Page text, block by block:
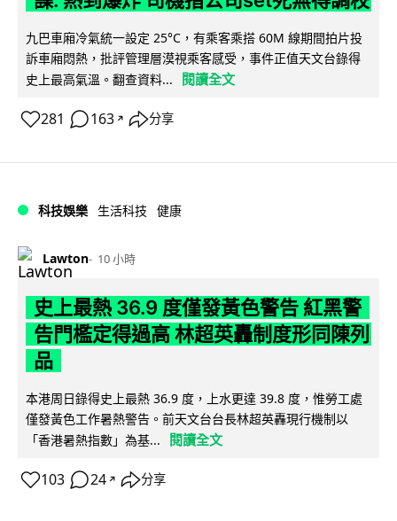
九巴車廂冷氣統一設定 25°C，有乘客乘搭 60M 線期間拍片投
訴車廂悶熱，批評管理層漠視乘客感受，事件正值天文台錄得
史上最高氣溫。翻查資料...
閱讀全文
281 163 ↗ 分享
科技娛樂 生活科技 健康
Lawton 10 小時
史上最熱 36.9 度僅發黃色警告 紅黑警
告門檻定得過高 林超英轟制度形同陳列
品
本港周日錄得史上最熱 36.9 度，上水更達 39.8 度，惟勞工處
僅發黃色工作暑熱警告。前天文台台長林超英轟現行機制以
「香港暑熱指數」為基...
閱讀全文
103 24 ↗ 分享